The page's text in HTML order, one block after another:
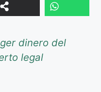
dinero del
legal